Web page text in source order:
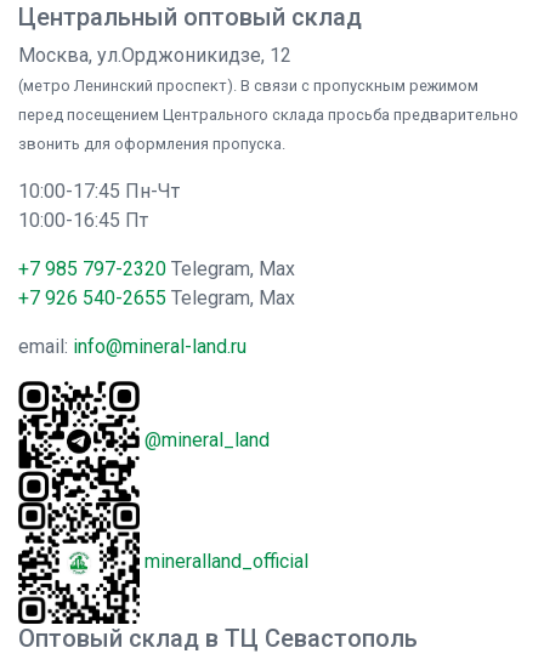
Центральный оптовый склад
Москва, ул.Орджоникидзе, 12
(метро Ленинский проспект). В связи с пропускным режимом
перед посещением Центрального склада просьба предварительно
звонить для оформления пропуска.
10:00-17:45 Пн-Чт
10:00-16:45 Пт
+7 985 797-2320 Telegram, Max
+7 926 540-2655 Telegram, Max
email: info@mineral-land.ru
@mineral_land
mineralland_official
Оптовый склад в ТЦ Севастополь